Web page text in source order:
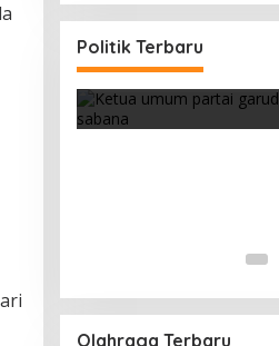
Politik Terbaru
Olahraga Terbaru